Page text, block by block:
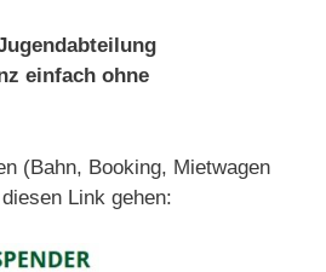
einfach ohne
(Bahn, Booking, Mietwagen
Link gehen: